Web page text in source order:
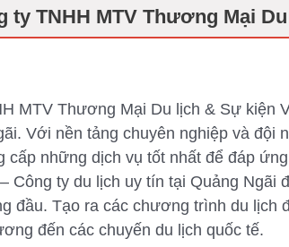
ty TNHH MTV Thương Mại
MTV Thương Mại Du lịch & Sự kiện
Với nền tảng chuyên nghiệp và đội
cấp những dịch vụ tốt nhất để đáp
Công ty du lịch uy tín tại Quảng Ngãi
đầu. Tạo ra các chương trình du lịch
đến các chuyến du lịch quốc tế.